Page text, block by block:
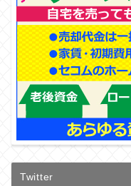
Twitter